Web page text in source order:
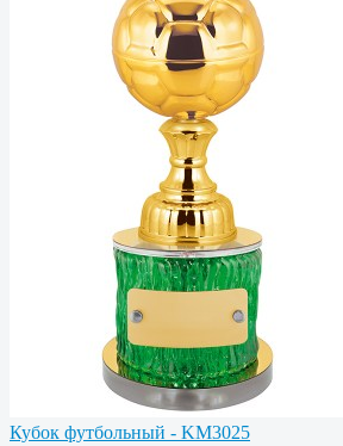
Кубок футбольный - KM3025